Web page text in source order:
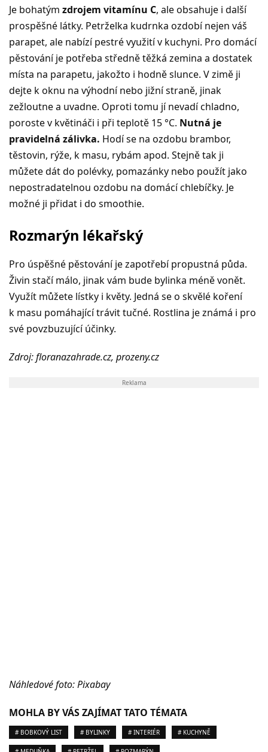
Je bohatým zdrojem vitamínu C, ale obsahuje i další
prospěšné látky. Petrželka kudrnka ozdobí nejen váš
parapet, ale nabízí pestré využití v kuchyni. Pro domácí
pěstování je potřeba středně těžká zemina a dostatek
místa na parapetu, jakožto i hodně slunce. V zimě ji
dejte k oknu na výhodní nebo jižní straně, jinak
zežloutne a uvadne. Oproti tomu jí nevadí chladno,
poroste v květináči i při teplotě 15 °C. Nutná je
pravidelná zálivka. Hodí se na ozdobu brambor,
těstovin, rýže, k masu, rybám apod. Stejně tak ji
můžete dát do polévky, pomazánky nebo použít jako
nepostradatelnou ozdobu na domácí chlebíčky. Je
možné ji přidat i do smoothie.
Rozmarýn lékařský
Pro úspěšné pěstování je zapotřebí propustná půda.
Živin stačí málo, jinak vám bude bylinka méně vonět.
Využít můžete lístky i květy. Jedná se o skvělé koření
k masu pomáhající trávit tučné. Rostlina je známá i pro
své povzbuzující účinky.
Zdroj: floranazahrade.cz, prozeny.cz
Reklama
Náhledové foto: Pixabay
MOHLA BY VÁS ZAJÍMAT TATO TÉMATA
# BOBKOVÝ LIST # BYLINKY # INTERIÉR # KUCHYNĚ